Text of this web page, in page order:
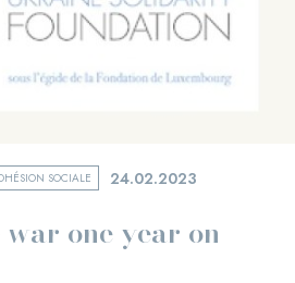
SOCIALE 24.02.2023
one year on